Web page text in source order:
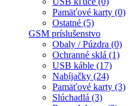
Pamäťové karty (0)
Ostatné (5)
GSM príslušenstvo
Obaly / Púzdra (0)
Ochranné sklá (1)
USB káble (17)
Nabíjačky (24)
Pamäťové karty (3)
Slúchadlá (3)